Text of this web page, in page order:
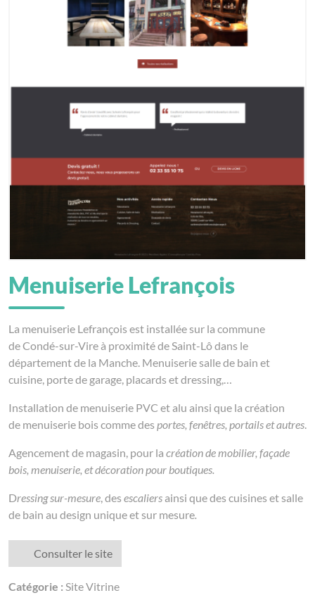
Menuiserie Lefrançois
La menuiserie Lefrançois est installée sur la commune
de Condé-sur-Vire à proximité de Saint-Lô dans le
département de la Manche. Menuiserie salle de bain et
cuisine, porte de garage, placards et dressing,…
Installation de menuiserie PVC et alu ainsi que la création
de menuiserie bois comme des portes, fenêtres, portails et autres.
Agencement de magasin, pour la création de mobilier, façade
bois, menuiserie, et décoration pour boutiques.
Dressing sur-mesure, des escaliersainsi que des cuisines et salle
de bain au design unique et sur mesure.
Consulter le site
Catégorie : Site Vitrine